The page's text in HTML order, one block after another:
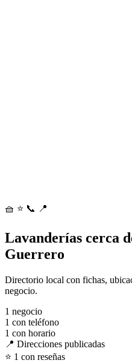
🧺 ⭐ 📞 📍
Lavanderías cerca
Guerrero
Directorio local con fichas,
negocio.
1 negocio
1 con teléfono
1 con horario
📍 Direcciones publicadas
⭐ 1 con reseñas